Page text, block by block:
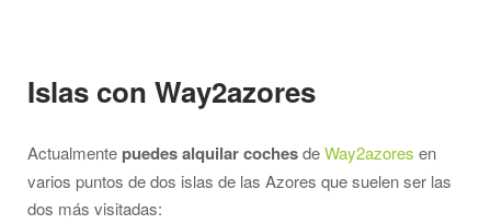
Islas con Way2azores
Actualmente puedes alquilar cochesdeWay2azores en
varios puntos de dos islas de las Azores que suelen ser las
dos más visitadas: